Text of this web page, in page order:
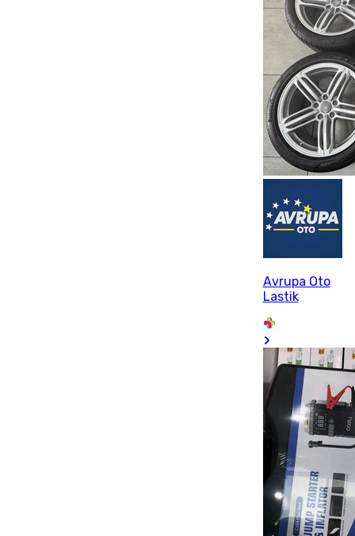
Avrupa Oto
Lastik